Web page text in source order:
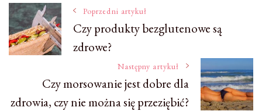
Nawigacja
wpisu
Poprzedni artykuł
Czy produkty bezglutenowe są
zdrowe?
Następny artykuł
Czy morsowanie jest dobre dla
zdrowia, czy nie można się przeziębić?